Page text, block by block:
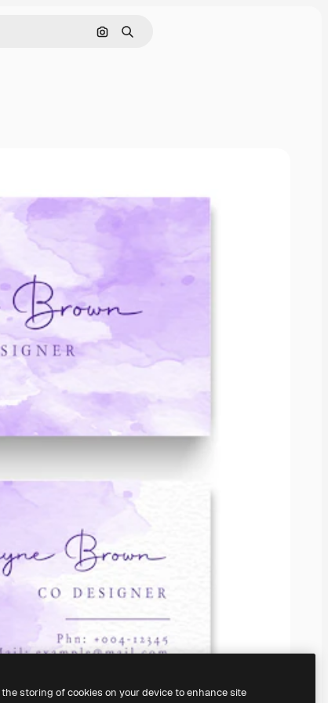
Nach Bild suchen
Suchen
storing of cookies on your device to enhance site